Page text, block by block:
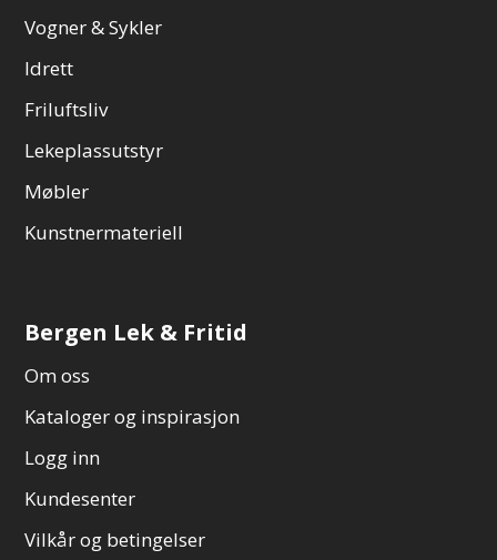
Vogner & Sykler
Idrett
Friluftsliv
Lekeplassutstyr
Møbler
Kunstnermateriell
Bergen Lek & Fritid
Om oss
Kataloger og inspirasjon
Logg inn
Kundesenter
Vilkår og betingelser